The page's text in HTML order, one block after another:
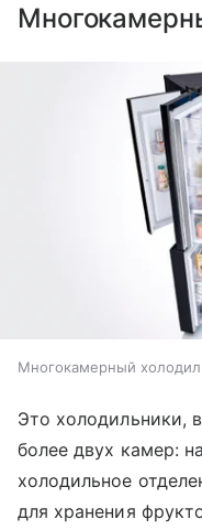
Многокамерный
Это холодильники,
более двух камер:
холодильное
для хранения